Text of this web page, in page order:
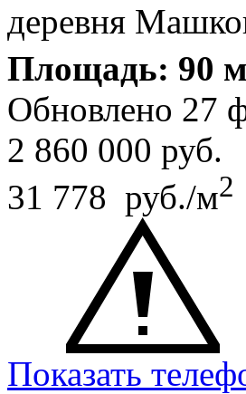
деревня
Площадь: 90 м
Обновлено 27
2 860 000 руб.
31 778 руб./м2
Показать